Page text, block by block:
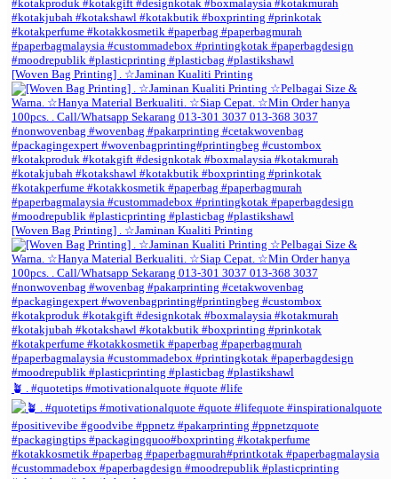
[Woven Bag Printing] . ☆Jaminan Kualiti Printing
[Woven Bag Printing] . ☆Jaminan Kualiti Printing
🪴 . #quotetips #motivationalquote #quote #life